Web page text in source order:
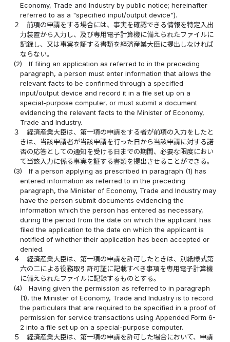
Economy, Trade and Industry by public notice; hereinafter
referred to as a "specified input/output device").
２
前項の申請をする場合には、事実を確認できる情報を特定入出
力装置から入力し、及び専用電子計算機に備えられたファイルに
記録し、又は事実を証する書類を経済産業大臣に提出しなければ
ならない。
(2)
If filing an application as referred to in the preceding
paragraph, a person must enter information that allows the
relevant facts to be confirmed through a specified
input/output device and record it in a file set up on a
special-purpose computer, or must submit a document
evidencing the relevant facts to the Minister of Economy,
Trade and Industry.
３
経済産業大臣は、第一項の申請をする者が前項の入力をしたと
きは、当該申請者が当該申請を行った日から当該申請に対する諾
否の応答としての通知を受ける日までの期間、必要な限度におい
て当該入力に係る事実を証する書類を提出させることができる。
(3)
If a person applying as prescribed in paragraph (1) has
entered information as referred to in the preceding
paragraph, the Minister of Economy, Trade and Industry may
have the person submit documents evidencing the
information which the person has entered as necessary,
during the period from the date on which the applicant has
filed the application to the date on which the applicant is
notified of whether their application has been accepted or
denied.
４
経済産業大臣は、第一項の申請を許可したときは、別紙様式第
六の二による役務取引許可証に記載すべき事項を専用電子計算機
に備えられたファイルに記録するものとする。
(4)
Having given the permission as referred to in paragraph
(1), the Minister of Economy, Trade and Industry is to record
the particulars that are required to be specified in a proof of
permission for service transactions using Appended Form 6-
2 into a file set up on a special-purpose computer.
５
経済産業大臣は、第一項の申請を許可した場合において、申請